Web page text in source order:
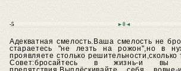
-5 ►0◄
Адекватная смелость.Ваша смелость не
стараетесь "не лезть на рожон",но в
проявляете столько решительности,сколько
Совет:бросайтесь в жизнь-и вы